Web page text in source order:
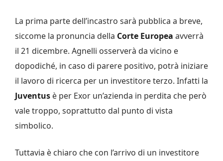
La prima parte dell’incastro sarà pubblica a breve,
siccome la pronuncia della Corte Europea avverrà
il 21 dicembre. Agnelli osserverà da vicino e
dopodiché, in caso di parere positivo, potrà iniziare
il lavoro di ricerca per un investitore terzo. Infatti la
Juventus è per Exor un’azienda in perdita che però
vale troppo, soprattutto dal punto di vista
simbolico.
Tuttavia è chiaro che con l’arrivo di un investitore